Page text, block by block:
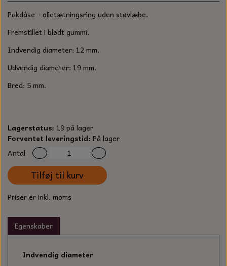
FORANKRING
TECUMSEH
OLIE TIL SMÅMOTORER & HAVEMASKINER
TÆNDRØR
BENSINSLANGE OG FILTRE
STARTSNOR OG TILBEHØR
UNIVERSAL KABLER OG TILBEHØR
UNIVERSAL REMSKIVER OG STYRERULLER
SMERGELLÆRRED
GAVEKORT
BATTERILADEAPPARAT
KNIVE OG TILBEHØR
ARBEJDSLYS
FEDTPRESSER
Pakdåse - olietætningsring uden støvlæbe.
Fremstillet i blødt gummi.
Indvendig diameter: 12 mm.
Udvendig diameter: 19 mm.
Bred: 5 mm.
Lagerstatus: 19 på lager
Forventet leveringstid: På lager
Antal
Tilføj til kurv
Priser er inkl. moms
Egenskaber
Indvendig diameter